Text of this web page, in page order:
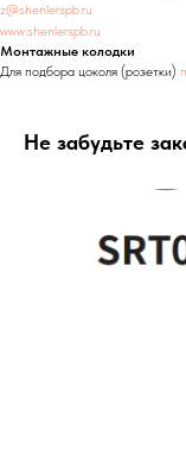
z@shenlerspb.ru
www.shenlerspb.ru
Монтажные колодки
Для подбора цоколя (розетки)
Не забудьте